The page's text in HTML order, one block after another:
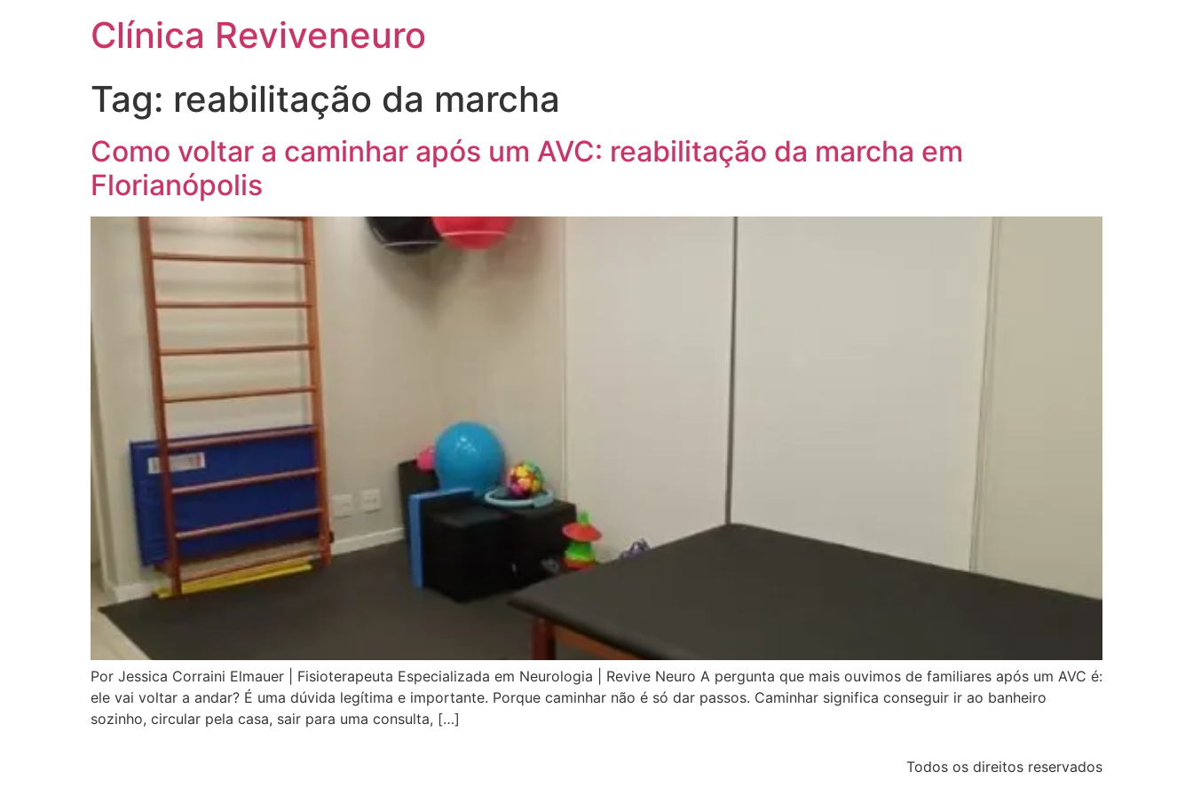
Clínica Reviveneuro
Tag: reabilitação da marcha
Como voltar a caminhar após um AVC: reabilitação da marcha em
Florianópolis
Por Jessica Corraini Elmauer | Fisioterapeuta Especializada em Neurologia | Revive Neuro A pergunta que mais ouvimos de familiares após um AVC é:
ele vai voltar a andar? É uma dúvida legítima e importante. Porque caminhar não é só dar passos. Caminhar significa conseguir ir ao banheiro
sozinho, circular pela casa, sair para uma consulta, […]
Todos os direitos reservados